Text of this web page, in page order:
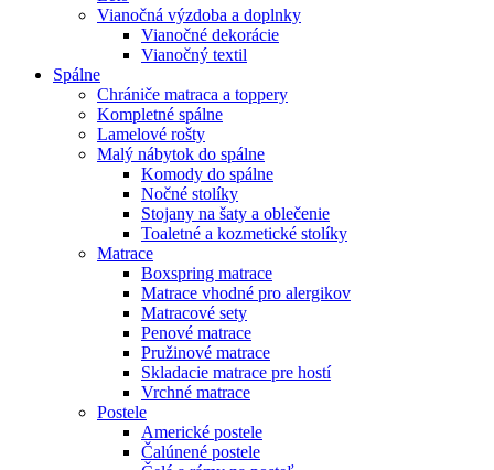
Vianočná výzdoba a doplnky
Vianočné dekorácie
Vianočný textil
Spálne
Chrániče matraca a toppery
Kompletné spálne
Lamelové rošty
Malý nábytok do spálne
Komody do spálne
Nočné stolíky
Stojany na šaty a oblečenie
Toaletné a kozmetické stolíky
Matrace
Boxspring matrace
Matrace vhodné pro alergikov
Matracové sety
Penové matrace
Pružinové matrace
Skladacie matrace pre hostí
Vrchné matrace
Postele
Americké postele
Čalúnené postele